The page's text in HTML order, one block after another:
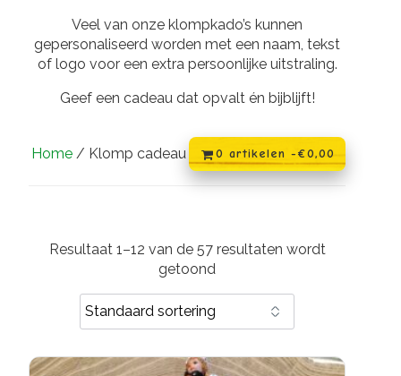
Veel van onze klompkado’s kunnen
gepersonaliseerd worden met een naam, tekst
of logo voor een extra persoonlijke uitstraling.
Geef een cadeau dat opvalt én bijblijft!
0 artikelen -€0,00
Home / Klomp cadeau
Resultaat 1–12 van de 57 resultaten wordt
getoond